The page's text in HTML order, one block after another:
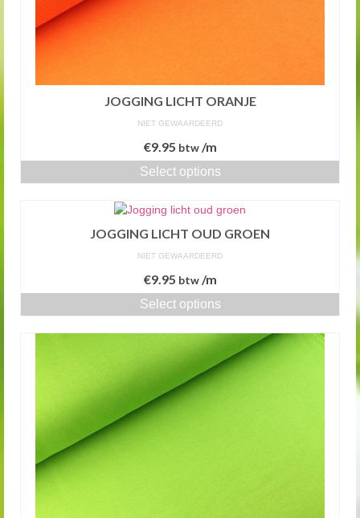
JOGGING LICHT ORANJE
NIET GEWAARDEERD
€9.95 btw/m
Select options
JOGGING LICHT OUD GROEN
NIET GEWAARDEERD
€9.95 btw/m
Select options